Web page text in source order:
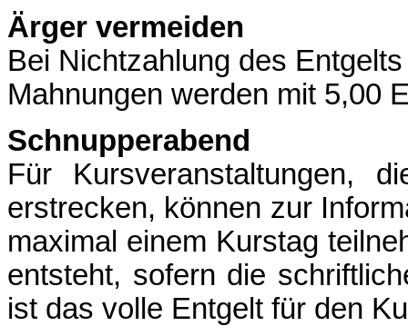
Ärger vermeiden
Bei Nichtzahlung des
Mahnungen werden mit 5,00
Schnupperabend
Für Kursveranstaltungen,
erstrecken, können zur
maximal einem Kurstag
entsteht, sofern die
ist das volle Entgelt für den